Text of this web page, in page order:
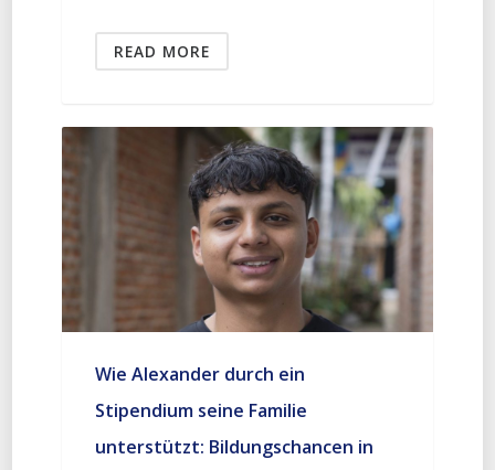
READ MORE
Wie Alexander durch ein
Stipendium seine Familie
unterstützt: Bildungschancen in